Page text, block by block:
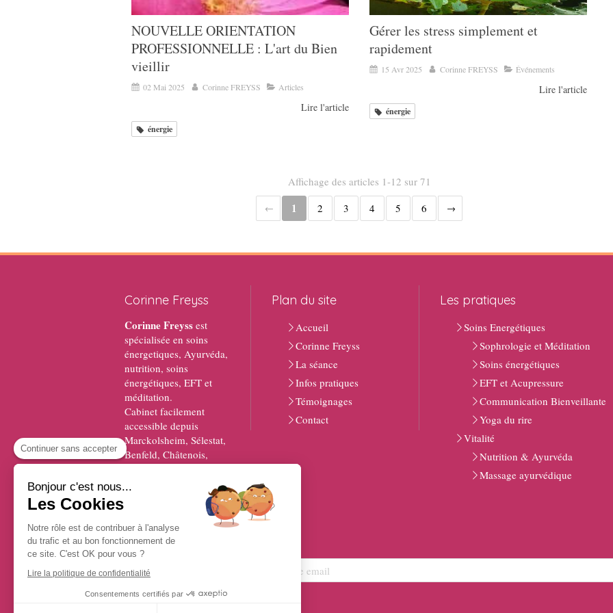
NOUVELLE ORIENTATION
PROFESSIONNELLE : L'art du Bien
vieillir
02 Mai 2025 Corinne FREYSS Articles
Lire l'article
énergie
Gérer les stress simplement et
rapidement
15 Avr 2025 Corinne FREYSS Événements
Lire l'article
énergie
Affichage des articles 1-12 sur 71
1 2 3 4 5 6
Corinne Freyss
Corinne Freyss est
spécialisée en soins
énergetiques, Ayurvéda,
nutrition, soins
énergétiques, EFT et
méditation.
Cabinet facilement
accessible depuis
Marckolsheim, Sélestat,
Benfeld, Châtenois,
Erstein, Horbourg-Wihr,
Fegersheim.
Plan du site
Accueil
Corinne Freyss
La séance
Infos pratiques
Témoignages
Contact
Les pratiques
Soins Energétiques
Sophrologie et Méditation
Soins énergétiques
EFT et Acupressure
Communication Bienveillante
Yoga du rire
Vitalité
Nutrition & Ayurvéda
Massage ayurvédique
Continuer sans accepter
Bonjour c'est nous...
Les Cookies
Notre rôle est de contribuer à l'analyse
du trafic et au bon fonctionnement de
ce site. C'est OK pour vous ?
Lire la politique de confidentialité
Consentements certifiés par